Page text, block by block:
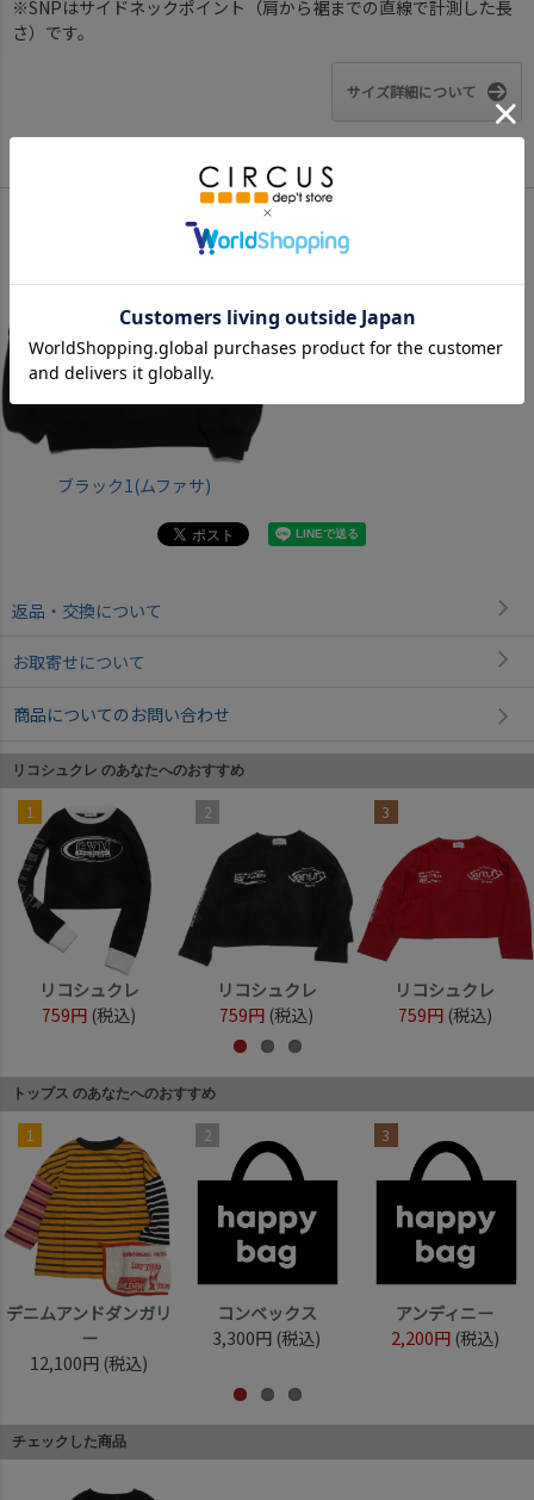
※SNPはサイドネックポイント（肩から裾までの直線で計測した長
さ）です。
サイズ詳細について
ブラック1(ムファサ)
返品・交換について
お取寄せについて
商品についてのお問い合わせ
リコシュクレ のあなたへのおすすめ
1
リコシュクレ
759円 (税込)
2
リコシュクレ
759円 (税込)
3
リコシュクレ
759円 (税込)
トップス のあなたへのおすすめ
1
デニムアンドダンガリ
ー
12,100円 (税込)
2
コンベックス
3,300円 (税込)
3
アンディニー
2,200円 (税込)
チェックした商品